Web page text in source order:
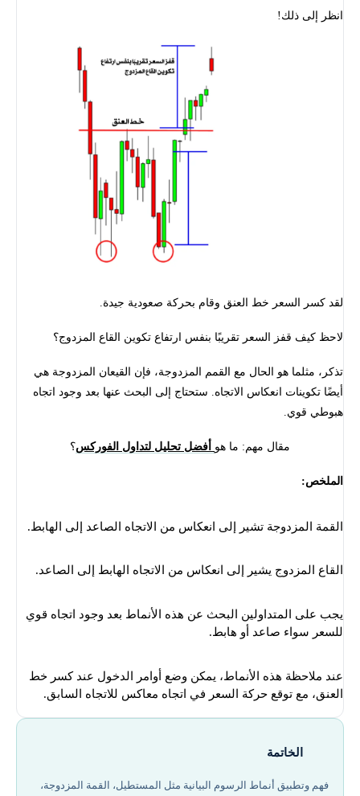
انظر إلى ذلك!
لقد كسر السعر خط العنق وقام بحركة صعودية جيدة.
لاحظ كيف قفز السعر تقريبًا بنفس ارتفاع تكوين القاع المزدوج؟
تذكر، مثلما هو الحال مع القمم المزدوجة، فإن القيعان المزدوجة هي
أيضًا تكوينات انعكاس الاتجاه. ستحتاج إلى البحث عنها بعد وجود اتجاه
هبوطي قوي.
مقال مهم: ما هو أفضل تحليل لتداول الفوركس؟
الملخص:
القمة المزدوجة تشير إلى انعكاس من الاتجاه الصاعد إلى الهابط.
القاع المزدوج يشير إلى انعكاس من الاتجاه الهابط إلى الصاعد.
يجب على المتداولين البحث عن هذه الأنماط بعد وجود اتجاه قوي
للسعر سواء صاعد أو هابط.
عند ملاحظة هذه الأنماط، يمكن وضع أوامر الدخول عند كسر خط
العنق، مع توقع حركة السعر في اتجاه معاكس للاتجاه السابق.
الخاتمة
فهم وتطبيق أنماط الرسوم البيانية مثل المستطيل، القمة المزدوجة،